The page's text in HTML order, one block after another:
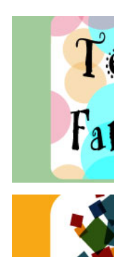
Teatro In Famiglia è
per far